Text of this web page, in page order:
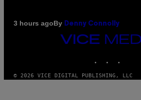
3 hours agoBy Denny Connolly
VICE
MEDIA
© 2026 VICE DIGITAL PUBLISHING, LLC